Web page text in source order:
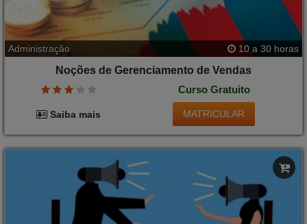
Administração 10 a 30 horas
Noções de Gerenciamento de Vendas
Curso Gratuito
Saiba mais MATRICULAR